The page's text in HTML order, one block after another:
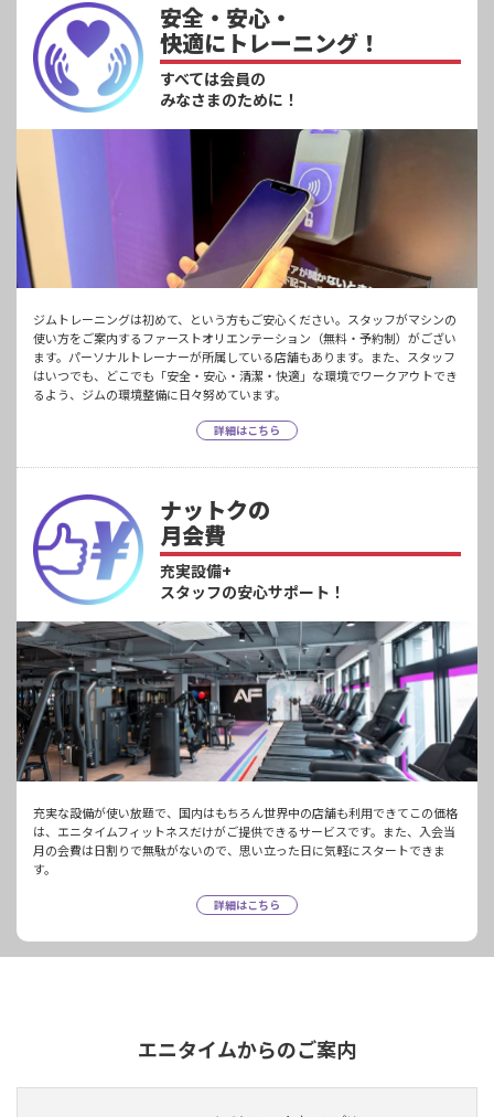
安全・安心・
快適にトレーニング！
すべては会員の
みなさまのために！
ジムトレーニングは初めて、という方もご安心ください。スタッフがマシンの
使い方をご案内するファーストオリエンテーション（無料・予約制）がござい
ます。パーソナルトレーナーが所属している店舗もあります。また、スタッフ
はいつでも、どこでも「安全・安心・清潔・快適」な環境でワークアウトでき
るよう、ジムの環境整備に日々努めています。
詳細はこちら
ナットクの
月会費
充実設備+
スタッフの安心サポート！
充実な設備が使い放題で、国内はもちろん世界中の店舗も利用できてこの価格
は、エニタイムフィットネスだけがご提供できるサービスです。また、入会当
月の会費は日割りで無駄がないので、思い立った日に気軽にスタートできま
す。
詳細はこちら
エニタイムからのご案内